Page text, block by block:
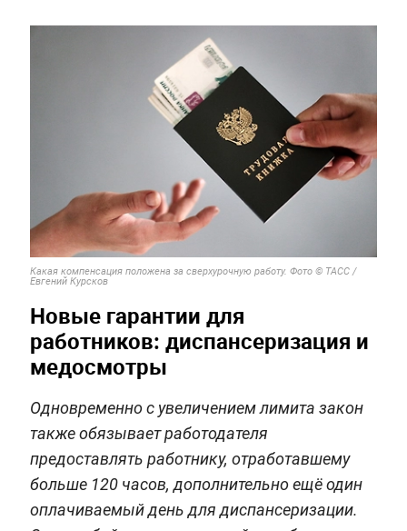
Какая компенсация положена за сверхурочную работу. Фото © ТАСС /
Евгений Курсков
Новые гарантии для
работников: диспансеризация и
медосмотры
Одновременно с увеличением лимита закон
также обязывает работодателя
предоставлять работнику, отработавшему
больше 120 часов, дополнительно ещё один
оплачиваемый день для диспансеризации.